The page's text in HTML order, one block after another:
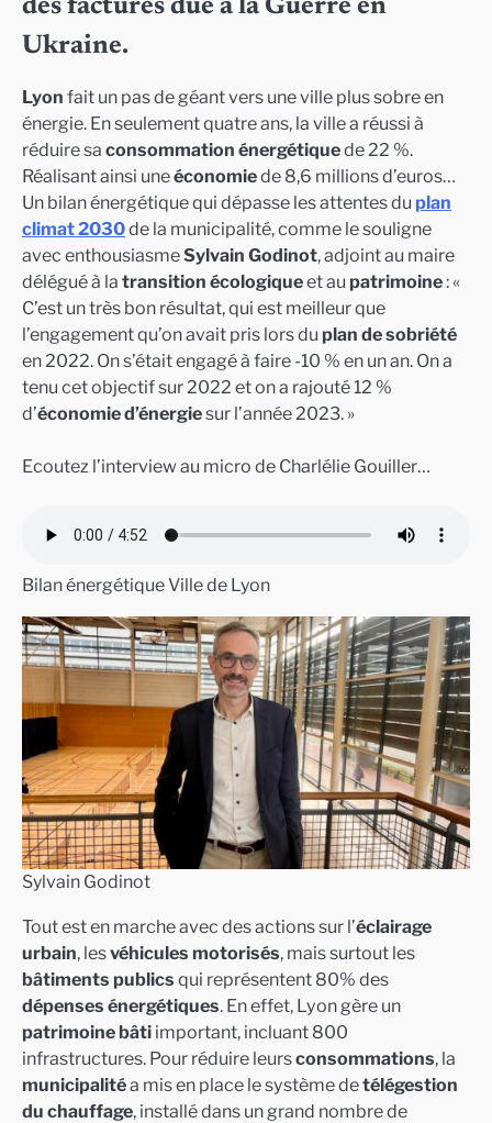
des factures due à la Guerre en
Ukraine.
Lyon fait un pas de géant vers une ville plus sobre en
énergie. En seulement quatre ans, la ville a réussi à
réduire sa consommation énergétiquede 22 %.
Réalisant ainsi uneéconomiede 8,6 millions d’euros…
Un bilan énergétique qui dépasse les attentes du plan
climat 2030de la municipalité, comme le souligne
avec enthousiasmeSylvain Godinot, adjoint au maire
délégué à la transition écologiqueet au patrimoine: «
C’est un très bon résultat, qui est meilleur que
l’engagement qu’on avait pris lors du plan de sobriété
en 2022. On s’était engagé à faire -10 % en un an. On a
tenu cet objectif sur 2022 et on a rajouté 12 %
d’économie d’énergiesur l’année 2023. »
Ecoutez l’interview au micro de Charlélie Gouiller…
Bilan énergétique Ville de Lyon
Sylvain Godinot
Tout est en marche avec des actions sur l’éclairage
urbain, lesvéhicules motorisés, mais surtout les
bâtiments publics qui représentent 80% des
dépenses énergétiques. En effet, Lyon gère un
patrimoine bâti important, incluant 800
infrastructures. Pour réduire leursconsommations, la
municipalitéa mis en place le système detélégestion
du chauffage, installé dans un grand nombre de